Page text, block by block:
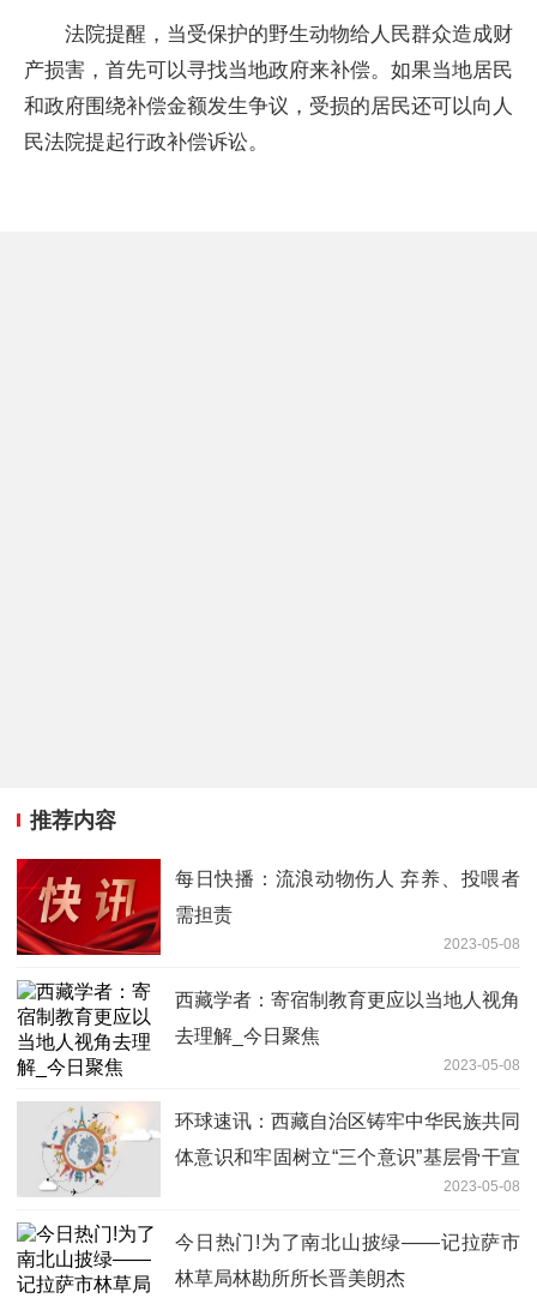
法院提醒，当受保护的野生动物给人民群众造成财
产损害，首先可以寻找当地政府来补偿。如果当地居民
和政府围绕补偿金额发生争议，受损的居民还可以向人
民法院提起行政补偿诉讼。
推荐内容
每日快播：流浪动物伤人 弃养、投喂者
需担责
2023-05-08
西藏学者：寄宿制教育更应以当地人视角
去理解_今日聚焦
2023-05-08
环球速讯：西藏自治区铸牢中华民族共同
体意识和牢固树立“三个意识”基层骨干宣
讲员培训班开班：做细做深做实宣讲工作
把党的声音传遍千家万户
2023-05-08
今日热门!为了南北山披绿——记拉萨市
林草局林勘所所长晋美朗杰